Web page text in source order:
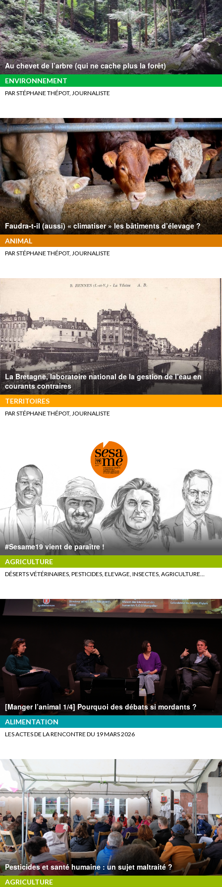
Au chevet de l’arbre (qui ne cache plus la forêt)
ENVIRONNEMENT
PAR STÉPHANE THÉPOT, JOURNALISTE
Faudra-t-il (aussi) « climatiser » les bâtiments d’élevage ?
ANIMAL
PAR STÉPHANE THÉPOT, JOURNALISTE
La Bretagne, laboratoire national de la gestion de l’eau en
courants contraires
TERRITOIRES
PAR STÉPHANE THÉPOT, JOURNALISTE
#Sesame19 vient de paraître !
AGRICULTURE
DÉSERTS VÉTÉRINAIRES, PESTICIDES, ELEVAGE, INSECTES, AGRICULTURE…
[Manger l’animal 1/4] Pourquoi des débats si mordants ?
ALIMENTATION
LES ACTES DE LA RENCONTRE DU 19 MARS 2026
Pesticides et santé humaine : un sujet maltraité ?
AGRICULTURE